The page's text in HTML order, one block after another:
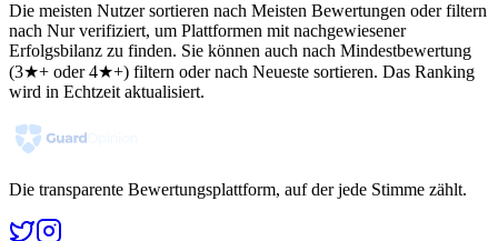
Die meisten Nutzer sortieren nach Meisten Bewertungen oder filtern
nach Nur verifiziert, um Plattformen mit nachgewiesener
Erfolgsbilanz zu finden. Sie können auch nach Mindestbewertung
(3★+ oder 4★+) filtern oder nach Neueste sortieren. Das Ranking
wird in Echtzeit aktualisiert.
Die transparente Bewertungsplattform, auf der jede Stimme zählt.